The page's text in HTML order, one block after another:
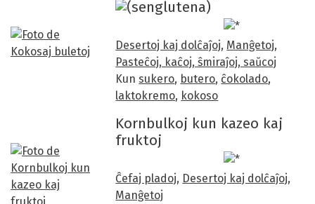
/5
Desertoj kaj dolĉaĵoj, Manĝetoj,
Pasteĉoj, kaĉoj, ŝmiraĵoj, saŭcoj
Kun sukero, butero, ĉokolado,
laktokremo, kokoso
Kornbulkoj kun kazeo kaj
fruktoj
Ĉefaj pladoj, Desertoj kaj dolĉaĵoj,
Manĝetoj